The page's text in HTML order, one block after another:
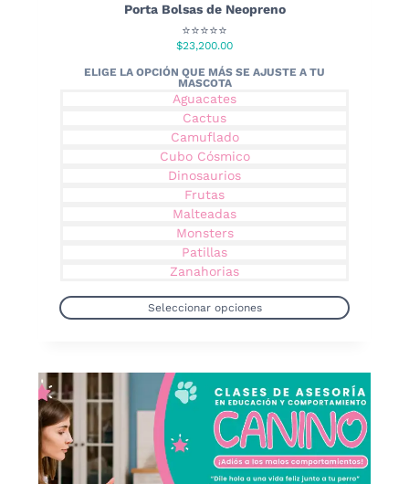
Porta Bolsas de Neopreno
⭐⭐⭐⭐⭐
$23,200.00
Aguacates
Cactus
Camuflado
Cubo Cósmico
Dinosaurios
Frutas
Malteadas
Monsters
Patillas
Zanahorias
Seleccionar opciones
múltiples
variantes.
Las
opciones
se
pueden